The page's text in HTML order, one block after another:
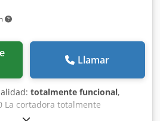
Llamar
totalmente funcional,
La cortadora totalmente
A650 es una máquina